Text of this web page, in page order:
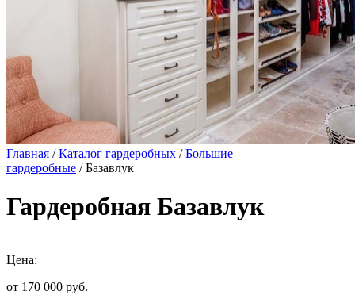
Главная /Каталог гардеробных /Большие
гардеробные / Базавлук
Гардеробная Базавлук
Цена:
от 170 000 руб.